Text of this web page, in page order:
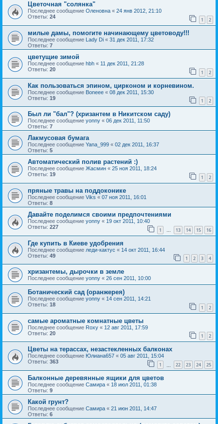
Цветочная "солянка"
Последнее сообщение Оленовна « 24 янв 2012, 21:10
Ответы: 24 1 2
милые дамы, помогите начинающему цветоводу!!!
Последнее сообщение Lady Di « 31 дек 2011, 17:32
Ответы: 7
цветущие зимой
Последнее сообщение hbh « 11 дек 2011, 21:28
Ответы: 20 1 2
Как пользоваться эпином, цирконом и корневином.
Последнее сообщение Boneee « 08 дек 2011, 15:30
Ответы: 19 1 2
Был ли "бал"? (хризантем в Никитском саду)
Последнее сообщение yonny « 06 дек 2011, 11:50
Ответы: 7
Лакмусовая бумага
Последнее сообщение Yana_999 « 02 дек 2011, 16:37
Ответы: 5
Автоматический полив растений :)
Последнее сообщение Жасмин « 25 ноя 2011, 18:24
Ответы: 19 1 2
пряные травы на поддоконике
Последнее сообщение Viks « 07 ноя 2011, 16:01
Ответы: 8
Давайте поделимся своими предпочтениями
Последнее сообщение yonny « 19 окт 2011, 10:40
Ответы: 227 1 13 14 15 16
Где купить в Киеве удобрения
Последнее сообщение леди-кактус « 14 окт 2011, 16:44
Ответы: 49 1 2 3 4
хризантемы, дырочки в земле
Последнее сообщение yonny « 26 сен 2011, 10:00
Ботанический сад (оранжерея)
Последнее сообщение yonny « 14 сен 2011, 14:21
Ответы: 18 1 2
самые ароматные комнатные цветы
Последнее сообщение Roxy « 12 авг 2011, 17:59
Ответы: 20 1 2
Цветы на терассах, незастекленных балконах
Последнее сообщение Юлиана657 « 05 авг 2011, 15:04
Ответы: 363 1 22 23 24 25
Балконные деревянные ящики для цветов
Последнее сообщение Самира « 18 июл 2011, 01:38
Ответы: 9
Какой грунт?
Последнее сообщение Самира « 21 июн 2011, 14:47
Ответы: 6